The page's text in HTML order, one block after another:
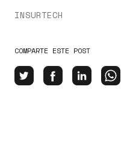
INSURTECH
COMPARTE ESTE POST